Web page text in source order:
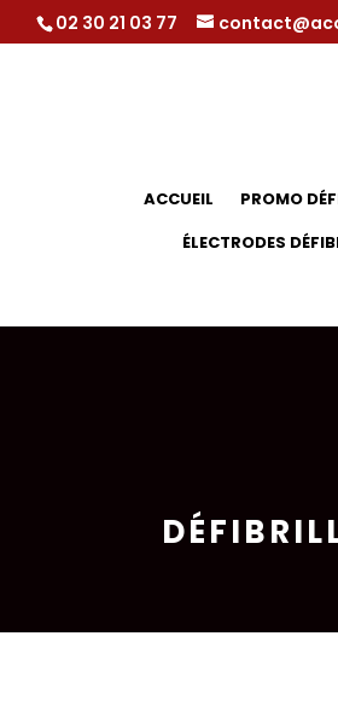
02 30 21 03 77
ACCUEIL PROMO
ÉLECTRODES